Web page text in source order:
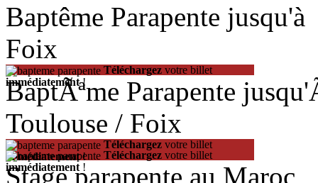
Baptême Parapente
Foix
Téléchargez votre billet
immédiatement!
BaptÃªme Parapente
Toulouse / Foix
Téléchargez votre billet
immédiatement! Téléchargez votre billet
immédiatement !
Stage parapente au Maroc